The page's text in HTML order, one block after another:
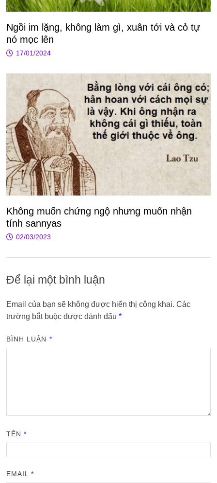
Ngồi im lặng, không làm gì, xuân tới và cỏ tự
nó mọc lên
17/01/2024
Không muốn chứng ngộ nhưng muốn nhận
tính sannyas
02/03/2023
Để lại một bình luận
Email của bạn sẽ không được hiển thị công khai. Các
trường bắt buộc được đánh dấu *
BÌNH LUẬN *
TÊN*
EMAIL*